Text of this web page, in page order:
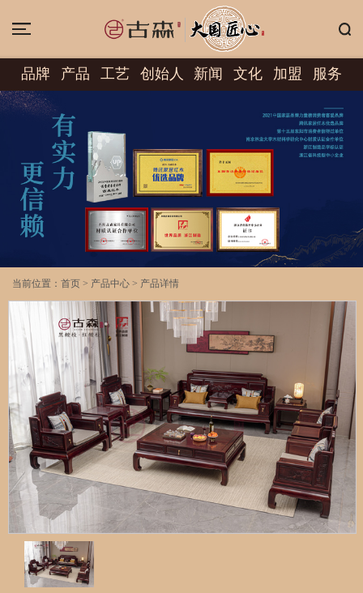
品牌 产品 工艺 创始人 新闻 文化 加盟 服务
当前位置： 首页 > 产品中心 > 产品详情